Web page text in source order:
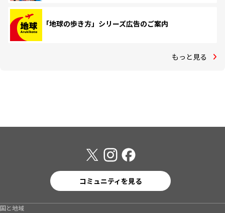
「地球の歩き方」シリーズ広告のご案内
もっと見る
コミュニティを見る
国と地域